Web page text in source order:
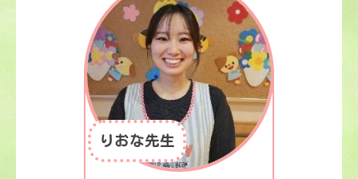
りおな先生